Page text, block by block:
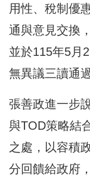
用性、稅制優
通與意見交換
並於115年5月
無異議三讀通
張善政進一步
與TOD策略結
之處，以容積
分回饋給政府